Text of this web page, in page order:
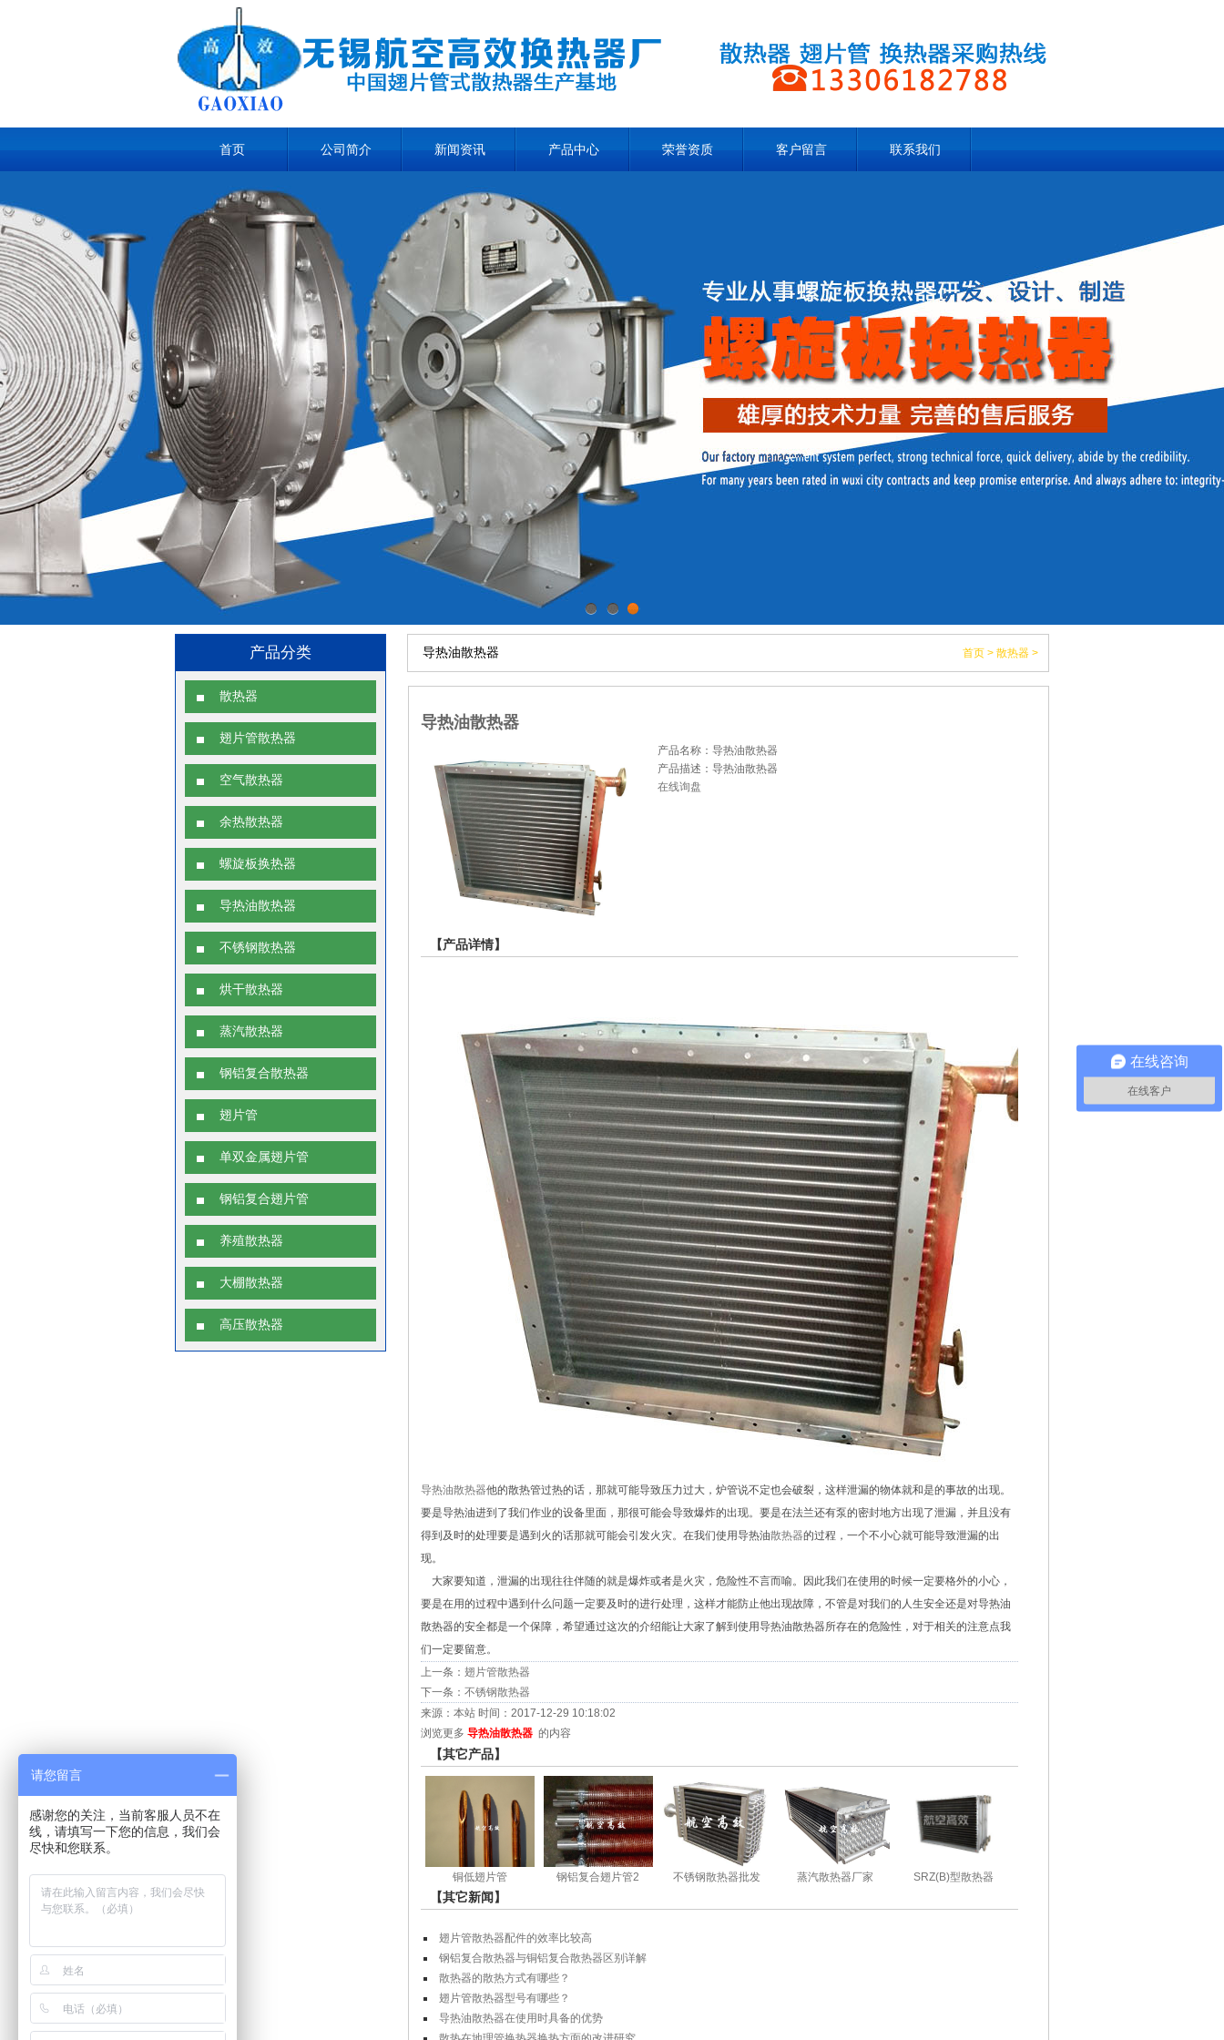
首页 公司简介 新闻资讯 产品中心 荣誉资质 客户留言 联系我们
产品分类
散热器
翅片管散热器
空气散热器
余热散热器
螺旋板换热器
导热油散热器
不锈钢散热器
烘干散热器
蒸汽散热器
钢铝复合散热器
翅片管
单双金属翅片管
钢铝复合翅片管
养殖散热器
大棚散热器
高压散热器
导热油散热器 首页 > 散热器 >
导热油散热器
产品名称：导热油散热器
产品描述：导热油散热器
在线询盘
【产品详情】
导热油散热器他的散热管过热的话，那就可能导致压力过大，炉管说不定也会破裂，这样泄漏的物体就和是的事故的出现。
要是导热油进到了我们作业的设备里面，那很可能会导致爆炸的出现。要是在法兰还有泵的密封地方出现了泄漏，并且没有
得到及时的处理要是遇到火的话那就可能会引发火灾。在我们使用导热油散热器的过程，一个不小心就可能导致泄漏的出
现。
大家要知道，泄漏的出现往往伴随的就是爆炸或者是火灾，危险性不言而喻。因此我们在使用的时候一定要格外的小心，
要是在用的过程中遇到什么问题一定要及时的进行处理，这样才能防止他出现故障，不管是对我们的人生安全还是对导热油
散热器的安全都是一个保障，希望通过这次的介绍能让大家了解到使用导热油散热器所存在的危险性，对于相关的注意点我
们一定要留意。
上一条： 翅片管散热器
下一条： 不锈钢散热器
来源：本站 时间：2017-12-29 10:18:02
浏览更多 导热油散热器的内容
【其它产品】
铜低翅片管 钢铝复合翅片管2 不锈钢散热器批发 蒸汽散热器厂家 SRZ(B)型散热器
【其它新闻】
翅片管散热器配件的效率比较高
钢铝复合散热器与铜铝复合散热器区别详解
散热器的散热方式有哪些？
翅片管散热器型号有哪些？
导热油散热器在使用时具备的优势
在线咨询
在线客户
请您留言
感谢您的关注，当前客服人员不在
线，请填写一下您的信息，我们会
尽快和您联系。